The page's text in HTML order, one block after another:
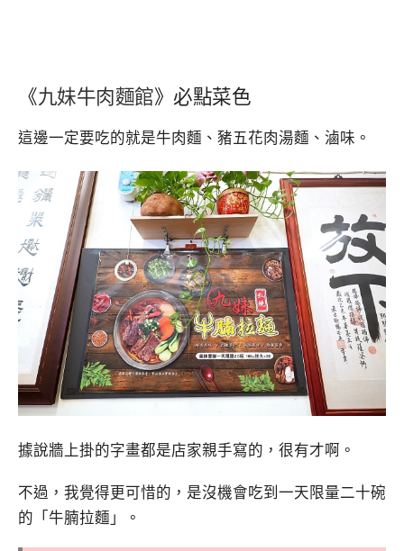
《九妹牛肉麵館》必點菜色
這邊一定要吃的就是牛肉麵、豬五花肉湯麵、滷味。
據說牆上掛的字畫都是店家親手寫的，很有才啊。
不過，我覺得更可惜的，是沒機會吃到一天限量二十碗
的「牛腩拉麵」。